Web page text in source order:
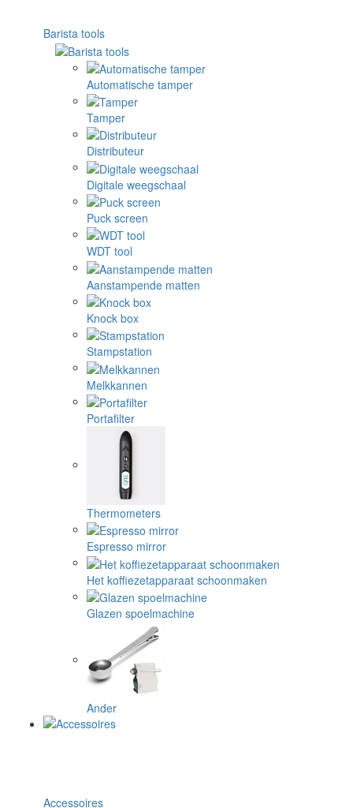
Barista tools
Automatische tamper
Tamper
Distributeur
Digitale weegschaal
Puck screen
WDT tool
Aanstampende matten
Knock box
Stampstation
Melkkannen
Portafilter
Thermometers
Espresso mirror
Het koffiezetapparaat schoonmaken
Glazen spoelmachine
Ander
Accessoires